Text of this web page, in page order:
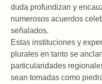
duda profundizan y
numerosos acuerdos
señalados.
Estas instituciones y
plurales en tanto se
particularidades
sean tomadas como